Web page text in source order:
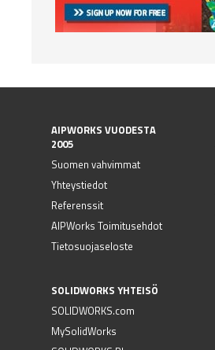
AIPWORKS VUODESTA
2005
Suomen vahvimmat
Yhteystiedot
Referenssit
AIPWorks Toimitusehdot
Tietosuojaseloste
SOLIDWORKS YHTEISÖ
SOLIDWORKS.com
MySolidWorks